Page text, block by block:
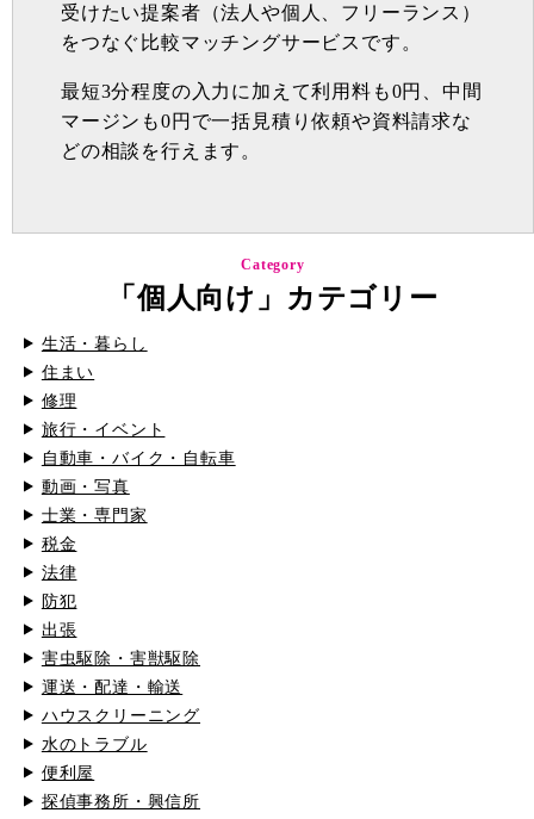
受けたい提案者（法人や個人、フリーランス）
をつなぐ比較マッチングサービスです。
最短3分程度の入力に加えて利用料も0円、中間
マージンも0円で一括見積り依頼や資料請求な
どの相談を行えます。
Category
「個人向け」カテゴリー
生活・暮らし
住まい
修理
旅行・イベント
自動車・バイク・自転車
動画・写真
士業・専門家
税金
法律
防犯
出張
害虫駆除・害獣駆除
運送・配達・輸送
ハウスクリーニング
水のトラブル
便利屋
探偵事務所・興信所